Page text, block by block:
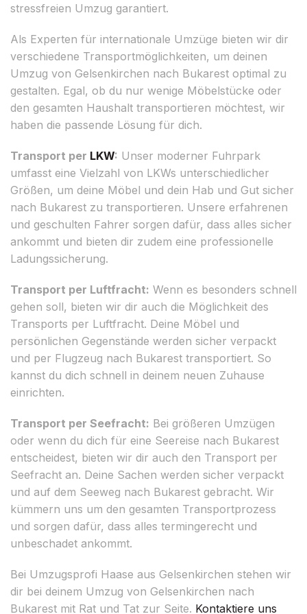
stressfreien Umzug garantiert.
Als Experten für internationale Umzüge bieten wir dir
verschiedene Transportmöglichkeiten, um deinen
Umzug von Gelsenkirchen nach Bukarest optimal zu
gestalten. Egal, ob du nur wenige Möbelstücke oder
den gesamten Haushalt transportieren möchtest, wir
haben die passende Lösung für dich.
Transport per LKW: Unser moderner Fuhrpark
umfasst eine Vielzahl von LKWs unterschiedlicher
Größen, um deine Möbel und dein Hab und Gut sicher
nach Bukarest zu transportieren. Unsere erfahrenen
und geschulten Fahrer sorgen dafür, dass alles sicher
ankommt und bieten dir zudem eine professionelle
Ladungssicherung.
Transport per Luftfracht: Wenn es besonders schnell
gehen soll, bieten wir dir auch die Möglichkeit des
Transports per Luftfracht. Deine Möbel und
persönlichen Gegenstände werden sicher verpackt
und per Flugzeug nach Bukarest transportiert. So
kannst du dich schnell in deinem neuen Zuhause
einrichten.
Transport per Seefracht: Bei größeren Umzügen
oder wenn du dich für eine Seereise nach Bukarest
entscheidest, bieten wir dir auch den Transport per
Seefracht an. Deine Sachen werden sicher verpackt
und auf dem Seeweg nach Bukarest gebracht. Wir
kümmern uns um den gesamten Transportprozess
und sorgen dafür, dass alles termingerecht und
unbeschadet ankommt.
Bei Umzugsprofi Haase aus Gelsenkirchen stehen wir
dir bei deinem Umzug von Gelsenkirchen nach
Bukarest mit Rat und Tat zur Seite. Kontaktiere uns